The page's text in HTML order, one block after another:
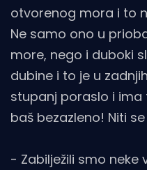
otvorenog mora i to
Ne samo ono u
more, nego i duboki
dubine i to je u
stupanj poraslo i ima
baš bezazleno! Niti
- Zabilježili smo